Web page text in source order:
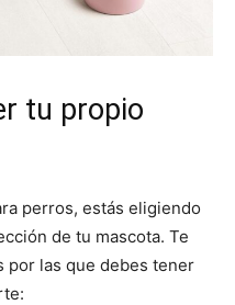
tu propio
perros, estás eligiendo
de tu mascota. Te
por las que debes tener